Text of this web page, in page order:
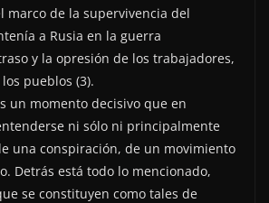
marco de la supervivencia del
a Rusia en la guerra
y la opresión de los trabajadores,
pueblos (3).
un momento decisivo que en
ni sólo ni principalmente
una conspiración, de un movimiento
Detrás está todo lo mencionado,
se constituyen como tales de